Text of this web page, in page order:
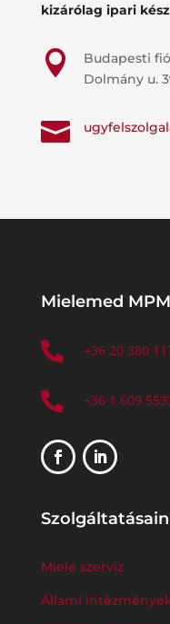
kizárólag ipari

Budapesti
Dolmány u.

Mielemed
 +36 20 380
 +36 1 609
Miele szerviz
Állami